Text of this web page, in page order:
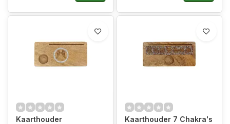
Kaarthouder
Kaarthouder 7 Chakra's